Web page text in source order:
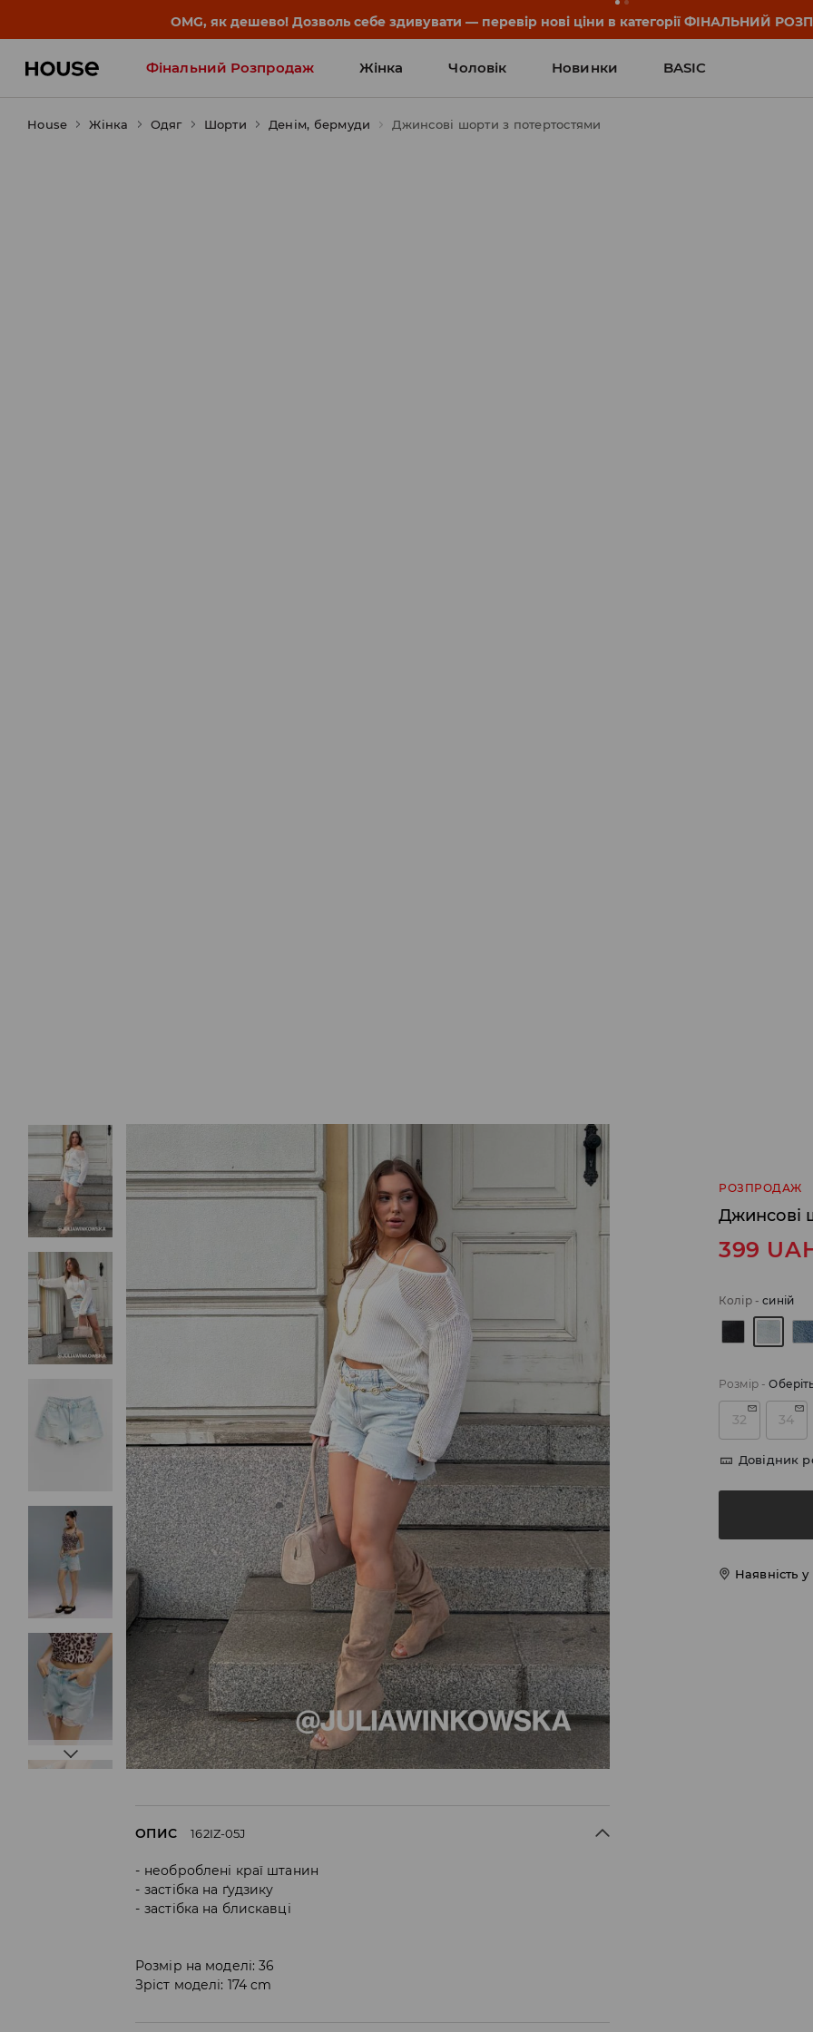
-30% на ПРОДУКТ ДНЯ 🛍️ Купон та деталі акції знайдеш у своєму обліковому записі 💸
Фінальний Розпродаж Жінка Чоловік Новинки BASIC
Influencers' Faves
House Жінка Одяг Шорти Денім, бермуди Джинсові шорти з потертостями
РОЗПРОДАЖ
Джинсові
399
Колір-синій
Розмір-
32 34
Довідник
Наявність у
ОПИС 162IZ-05J
необроблені краї штанин
застібка на ґудзику
застібка на блискавці
Розмір на моделі: 36
Зріст моделі: 174 cm